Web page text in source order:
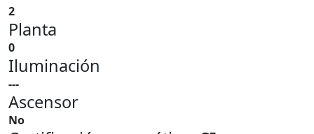
2
Planta
0
Iluminación
---
Ascensor
No